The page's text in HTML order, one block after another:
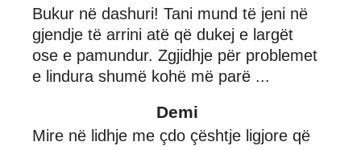
Bukur në dashuri! Tani mund të jeni në
gjendje të arrini atë që dukej e largët
ose e pamundur. Zgjidhje për problemet
e lindura shumë kohë më parë ...
Demi
Mire në lidhje me çdo çështje ligjore që